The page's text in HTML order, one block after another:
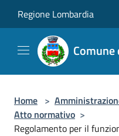
Regione Lombardia
Home >
Atto normativo >
Regolamento per il